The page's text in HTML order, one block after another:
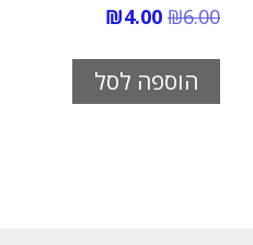
₪6.00 המחיר
היה:
₪6.00.
₪4.00
הוא:
₪4.00.הוספה לסל